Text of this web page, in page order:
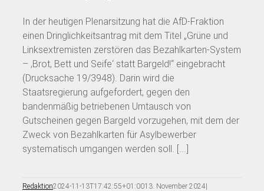
In der heutigen Plenarsitzung hat die AfD-Fraktion
einen Dringlichkeitsantrag mit dem Titel „Grüne und
Linksextremisten zerstören das Bezahlkarten-System
– ‚Brot, Bett und Seife‘ statt Bargeld!“ eingebracht
(Drucksache 19/3948). Darin wird die
Staatsregierung aufgefordert, gegen den
bandenmäßig betriebenen Umtausch von
Gutscheinen gegen Bargeld vorzugehen, mit dem der
Zweck von Bezahlkarten für Asylbewerber
systematisch umgangen werden soll. [...]
Redaktion2024-11-13T17:42:55+01:0013. November 2024|